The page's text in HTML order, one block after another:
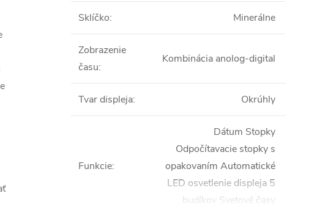
Sklíčko: Minerálne
Zobrazenie
času:
Kombinácia anolog-digital
Tvar displeja: Okrúhly
Funkcie:
Dátum Stopky
Odpočítavacie stopky s
opakovaním Automatické
LED osvetlenie displeja 5
budíkov Svetové časy